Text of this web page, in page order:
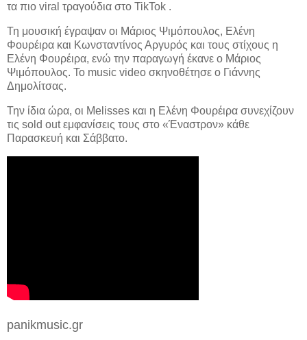
τα πιο viral τραγούδια στο TikTok .
Τη μουσική έγραψαν οι Μάριος Ψιμόπουλος, Ελένη
Φουρέιρα και Κωνσταντίνος Αργυρός και τους στίχους η
Ελένη Φουρέιρα, ενώ την παραγωγή έκανε ο Μάριος
Ψιμόπουλος. Το music video σκηνοθέτησε ο Γιάννης
Δημολίτσας.
Την ίδια ώρα, οι Melisses και η Ελένη Φουρέιρα συνεχίζουν
τις sold out εμφανίσεις τους στο «Έναστρον» κάθε
Παρασκευή και Σάββατο.
panikmusic.gr